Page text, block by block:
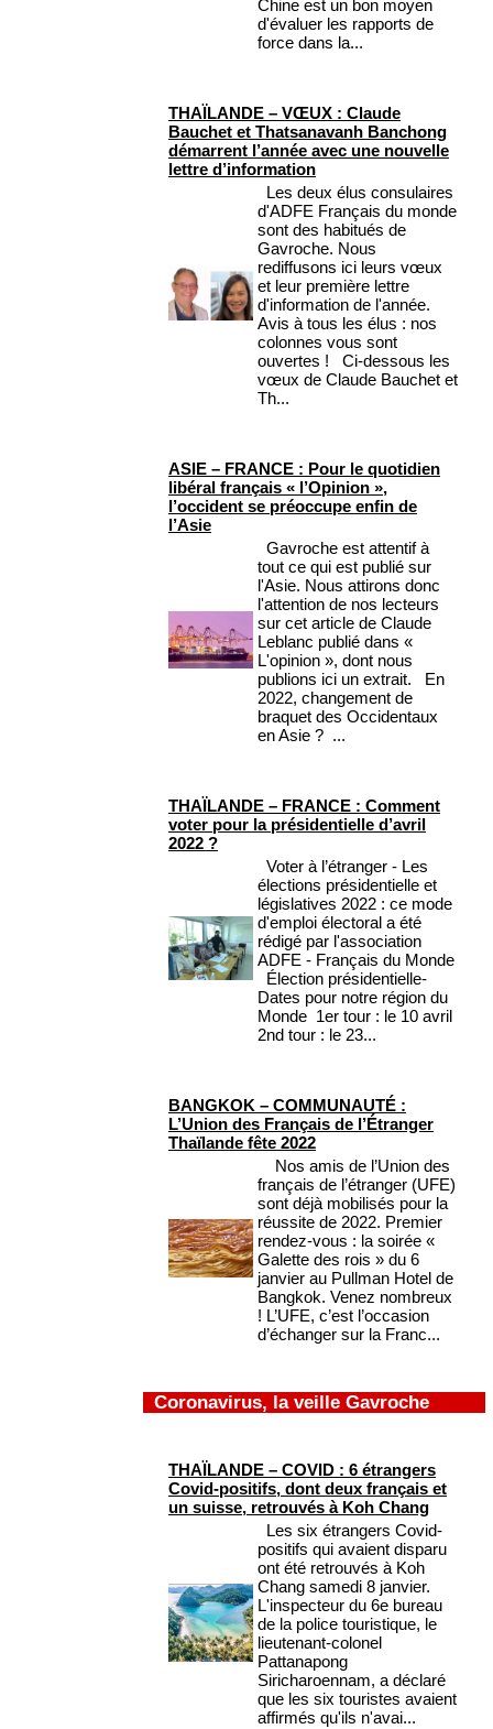
Chine est un bon moyen
d'évaluer les rapports de
force dans la...
THAÏLANDE – VŒUX : Claude
Bauchet et Thatsanavanh Banchong
démarrent l’année avec une nouvelle
lettre d’information
Les deux élus consulaires
d'ADFE Français du monde
sont des habitués de
Gavroche. Nous
rediffusons ici leurs vœux
et leur première lettre
d'information de l'année.
Avis à tous les élus : nos
colonnes vous sont
ouvertes ! Ci-dessous les
vœux de Claude Bauchet et
Th...
ASIE – FRANCE : Pour le quotidien
libéral français « l’Opinion »,
l’occident se préoccupe enfin de
l’Asie
Gavroche est attentif à
tout ce qui est publié sur
l'Asie. Nous attirons donc
l'attention de nos lecteurs
sur cet article de Claude
Leblanc publié dans «
L'opinion », dont nous
publions ici un extrait. En
2022, changement de
braquet des Occidentaux
en Asie ? ...
THAÏLANDE – FRANCE : Comment
voter pour la présidentielle d’avril
2022 ?
Voter à l’étranger - Les
élections présidentielle et
législatives 2022 : ce mode
d'emploi électoral a été
rédigé par l'association
ADFE - Français du Monde
Élection présidentielle-
Dates pour notre région du
Monde 1er tour : le 10 avril
2nd tour : le 23...
BANGKOK – COMMUNAUTÉ :
L’Union des Français de l’Étranger
Thaïlande fête 2022
Nos amis de l’Union des
français de l’étranger (UFE)
sont déjà mobilisés pour la
réussite de 2022. Premier
rendez-vous : la soirée «
Galette des rois » du 6
janvier au Pullman Hotel de
Bangkok. Venez nombreux
! L’UFE, c’est l’occasion
d’échanger sur la Franc...
Coronavirus, la veille Gavroche
THAÏLANDE – COVID : 6 étrangers
Covid-positifs, dont deux français et
un suisse, retrouvés à Koh Chang
Les six étrangers Covid-
positifs qui avaient disparu
ont été retrouvés à Koh
Chang samedi 8 janvier.
L'inspecteur du 6e bureau
de la police touristique, le
lieutenant-colonel
Pattanapong
Siricharoennam, a déclaré
que les six touristes avaient
affirmés qu'ils n'avai...